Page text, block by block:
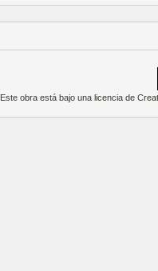
Este obra está bajo una licencia de